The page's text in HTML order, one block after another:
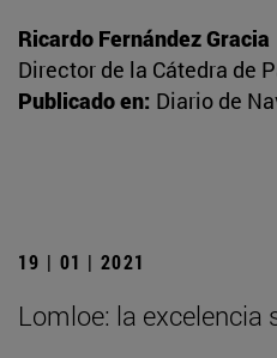
Ricardo Fernández Gracia
Director de la Cátedra de
Publicado en: Diario de
19 | 01 | 2021
Lomloe: la excelencia